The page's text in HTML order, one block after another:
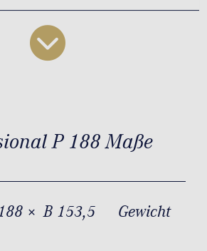
P 188 Maße
× B 153,5
Gewicht